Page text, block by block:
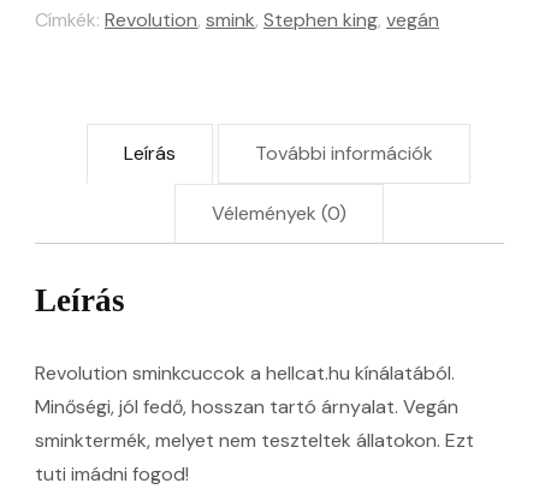
Float
mennyiség
Címkék: Revolution, smink, Stephen king, vegán
Leírás További információk
Vélemények (0)
Leírás
Revolution sminkcuccok a hellcat.hu kínálatából.
Minőségi, jól fedő, hosszan tartó árnyalat. Vegán
sminktermék, melyet nem teszteltek állatokon. Ezt
tuti imádni fogod!